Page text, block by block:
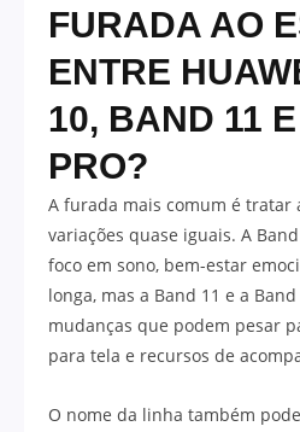
FURADA AO
ENTRE
10, BAND 11
PRO?
A furada mais comum é tratar
variações quase iguais. A
foco em sono, bem-estar
longa, mas a Band 11 e a
mudanças que podem pesar
para tela e recursos de
O nome da linha também